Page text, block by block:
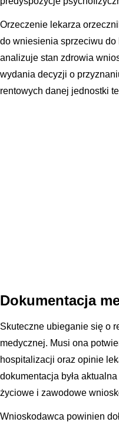
Orzeczenie lekarza
do wniesienia sprzeciwu do
analizuje stan zdrowia
wydania decyzji o
rentowych danej jednostki
Dokumentacja
Skuteczne ubieganie się o
medycznej. Musi ona
hospitalizacji oraz opinie
dokumentacja była
życiowe i zawodowe
Wnioskodawca powinien